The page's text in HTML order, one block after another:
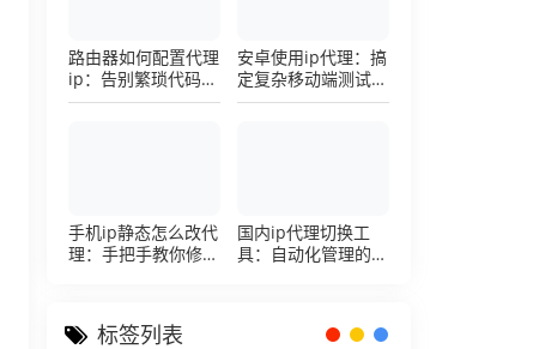
路由器如何配置代理
ip：告别繁琐代码，
详解底层配置逻辑
安卓使用ip代理：搞
定复杂移动端测试环
境的超详细配置手册
手机ip静态怎么改代
理：手把手教你修改
国内ip代理切换工
具：自动化管理的效
标签列表